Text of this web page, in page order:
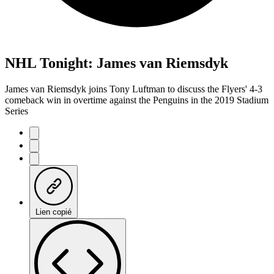
NHL Tonight: James van Riemsdyk
James van Riemsdyk joins Tony Luftman to discuss the Flyers' 4-3
comeback win in overtime against the Penguins in the 2019 Stadium
Series
Lien copié